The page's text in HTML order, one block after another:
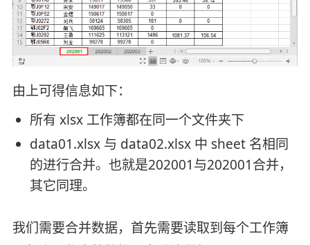
由上可得信息如下：
所有 xlsx 工作簿都在同一个文件夹下
data01.xlsx 与 data02.xlsx 中 sheet 名相同
的进行合并。也就是202001与202001合并，
其它同理。
我们需要合并数据，首先需要读取到每个工作簿